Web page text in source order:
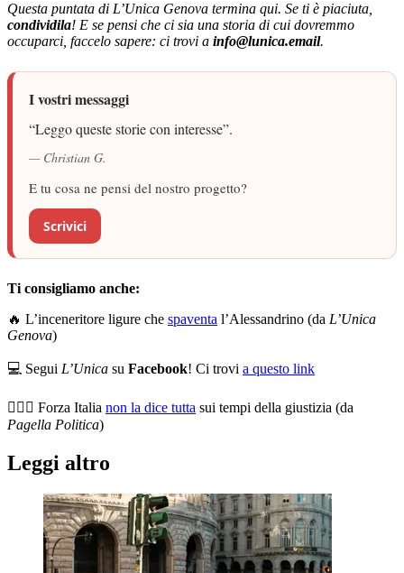
Questa puntata di L’Unica Genova termina qui. Se ti è piaciuta,
condividila! E se pensi che ci sia una storia di cui dovremmo
occuparci, faccelo sapere: ci trovi a info@lunica.email.
I vostri messaggi
“Leggo queste storie con interesse”.
— Christian G.
E tu cosa ne pensi del nostro progetto?
Scrivici
Ti consigliamo anche:
🔥 L’inceneritore ligure che spaventa l’Alessandrino (da L’Unica
Genova)
💻 Segui L’Unica su Facebook! Ci trovi a questo link
👨🏼‍⚖️ Forza Italia non la dice tutta sui tempi della giustizia (da
Pagella Politica)
Leggi altro